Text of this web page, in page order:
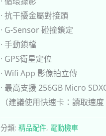
· 抗干擾金屬對接頭
· G-Sensor 碰撞鎖定
· 手動鎖檔
· GPS衛星定位
· Wifi App 影像拍立傳
· 最高支援 256GB Micro
（建議使用快速卡：讀取速
分類:精品配件, 電動機車